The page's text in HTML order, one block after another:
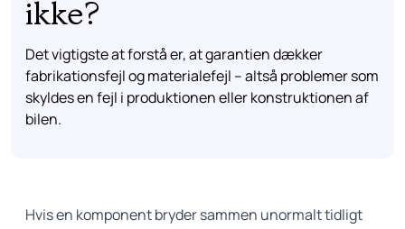
ikke?
Det vigtigste at forstå er, at garantien dækker
fabrikationsfejl og materialefejl – altså problemer som
skyldes en fejl i produktionen eller konstruktionen af
bilen.
Hvis en komponent bryder sammen unormalt tidligt